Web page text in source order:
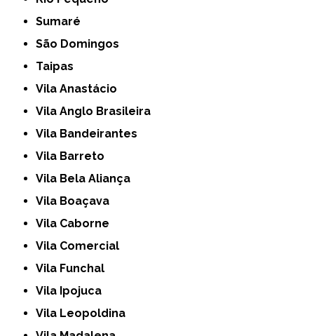
Sumaré
São Domingos
Taipas
Vila Anastácio
Vila Anglo Brasileira
Vila Bandeirantes
Vila Barreto
Vila Bela Aliança
Vila Boaçava
Vila Caborne
Vila Comercial
Vila Funchal
Vila Ipojuca
Vila Leopoldina